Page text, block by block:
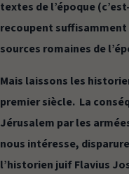
textes de l’époque
recoupent suffisamment
sources romaines de
Mais laissons les
premier siècle. La
Jérusalem par les
nous intéresse,
l’historien juif Flavius